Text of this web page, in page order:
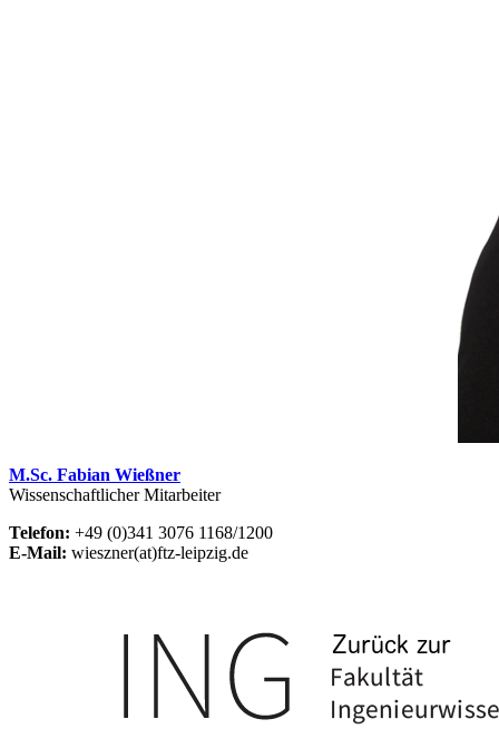
M.Sc. Fabian Wießner
Wissenschaftlicher Mitarbeiter
Telefon: +49 (0)341 3076 1168/1200
E-Mail: wieszner(at)ftz-leipzig.de